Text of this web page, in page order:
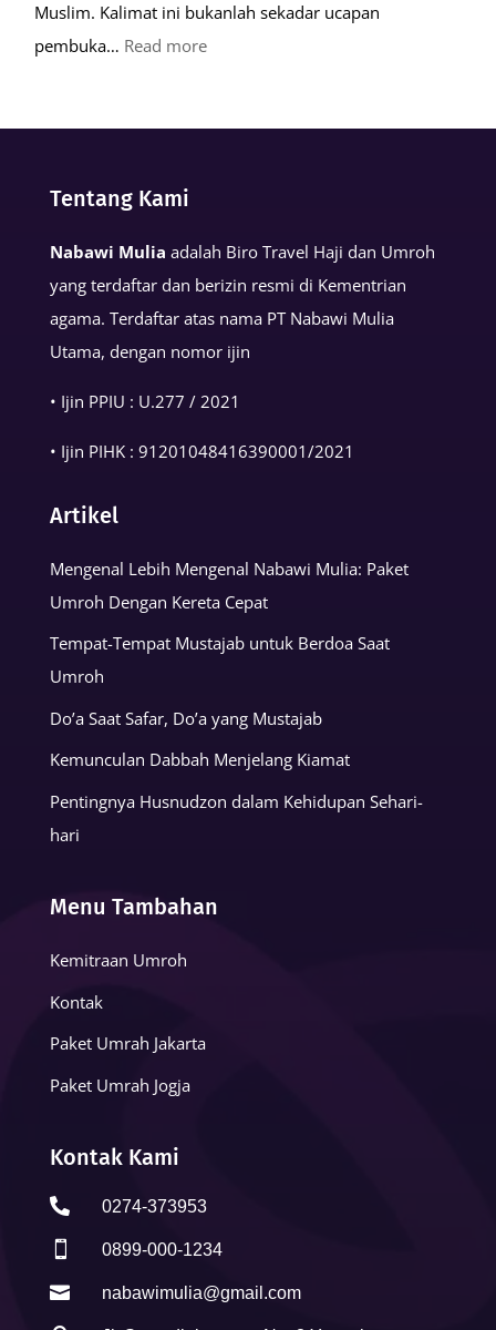
Muslim. Kalimat ini bukanlah sekadar ucapan
pembuka… Read more:
Muslim
Tentang Kami
Nabawi Mulia adalah Biro Travel Haji dan Umroh
yang terdaftar dan berizin resmi di Kementrian
agama. Terdaftar atas nama PT Nabawi Mulia
Utama, dengan nomor ijin
• Ijin PPIU : U.277 / 2021
• Ijin PIHK : 91201048416390001/2021
Artikel
Mengenal Lebih Mengenal Nabawi Mulia: Paket
Umroh Dengan Kereta Cepat
Tempat-Tempat Mustajab untuk Berdoa Saat
Umroh
Do’a Saat Safar, Do’a yang Mustajab
Kemunculan Dabbah Menjelang Kiamat
Pentingnya Husnudzon dalam Kehidupan Sehari-
hari
Menu Tambahan
Kemitraan Umroh
Kontak
Paket Umrah Jakarta
Paket Umrah Jogja
Kontak Kami
 0274-373953
 0899-000-1234
 nabawimulia@gmail.com